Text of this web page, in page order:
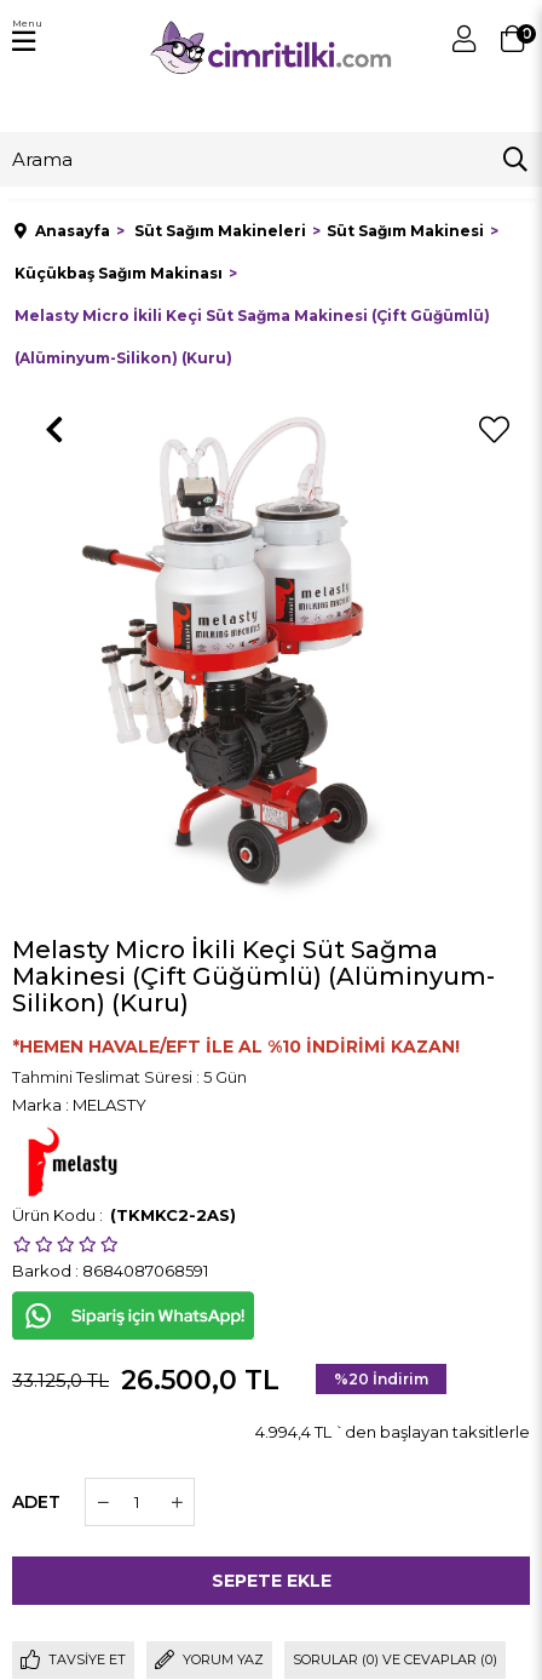
0
Menu
Anasayfa Süt Sağım Makineleri Süt Sağım Makinesi
Küçükbaş Sağım Makinası
Melasty Micro İkili Keçi Süt Sağma Makinesi (Çift Güğümlü)
(Alüminyum-Silikon) (Kuru)
Melasty Micro İkili Keçi Süt Sağma
Makinesi (Çift Güğümlü) (Alüminyum-
Silikon) (Kuru)
*HEMEN HAVALE/EFT İLE AL %10 İNDİRİMİ KAZAN!
Tahmini Teslimat Süresi : 5 Gün
Marka : MELASTY
(TKMKC2-2AS)
Barkod : 8684087068591
33.125,0 TL 26.500,0 TL %20 İndirim
4.994,4 TL `den başlayan taksitlerle
ADET
TAVSIYE ET YORUM YAZ SORULAR (0) VE CEVAPLAR (0)